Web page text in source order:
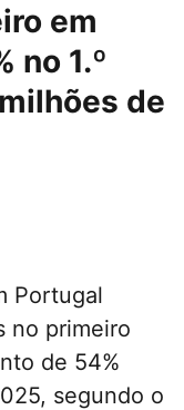
em
no 1.º
de
Portugal
no primeiro
de 54%
segundo o